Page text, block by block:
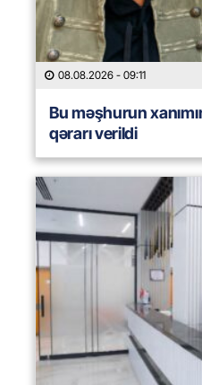
08.08.2026 - 09:11
Bu məşhurun
qərarı verildi